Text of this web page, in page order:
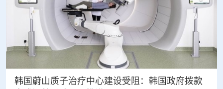
韩国蔚山质子治疗中心建设受阻：韩国政府拨款